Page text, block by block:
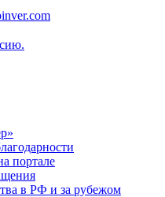
портале
в РФ и за рубежом